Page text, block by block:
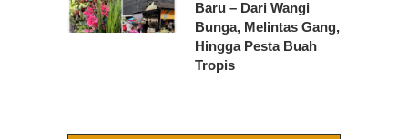
Baru – Dari Wangi
Bunga, Melintas Gang,
Hingga Pesta Buah
Tropis